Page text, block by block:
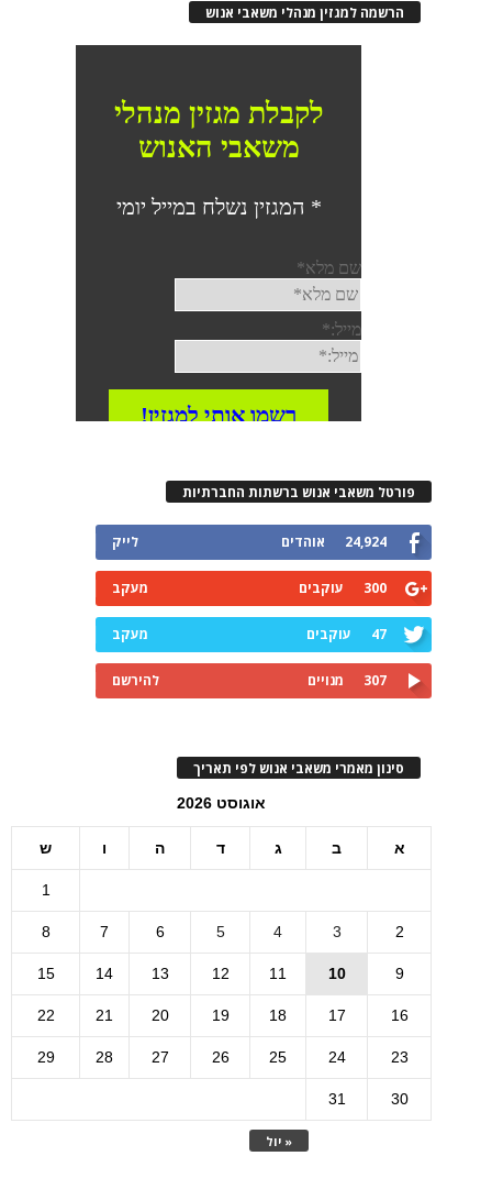
הרשמה למגזין מנהלי משאבי אנוש
פורטל משאבי אנוש ברשתות החברתיות
24,924 אוהדים לייק
300 עוקבים מעקב
47 עוקבים מעקב
307 מנויים להירשם
סינון מאמרי משאבי אנוש לפי תאריך
אוגוסט 2026
א ב ג ד ה ו ש
« יול
1
2
3
4
5
6
7
8
9
10
11
12
13
14
15
16
17
18
19
20
21
22
23
24
25
26
27
28
29
30
31